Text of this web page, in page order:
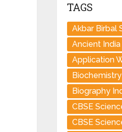
TAGS
Akbar Birbal
Ancient
Application
Biography
CBSE
CBSE